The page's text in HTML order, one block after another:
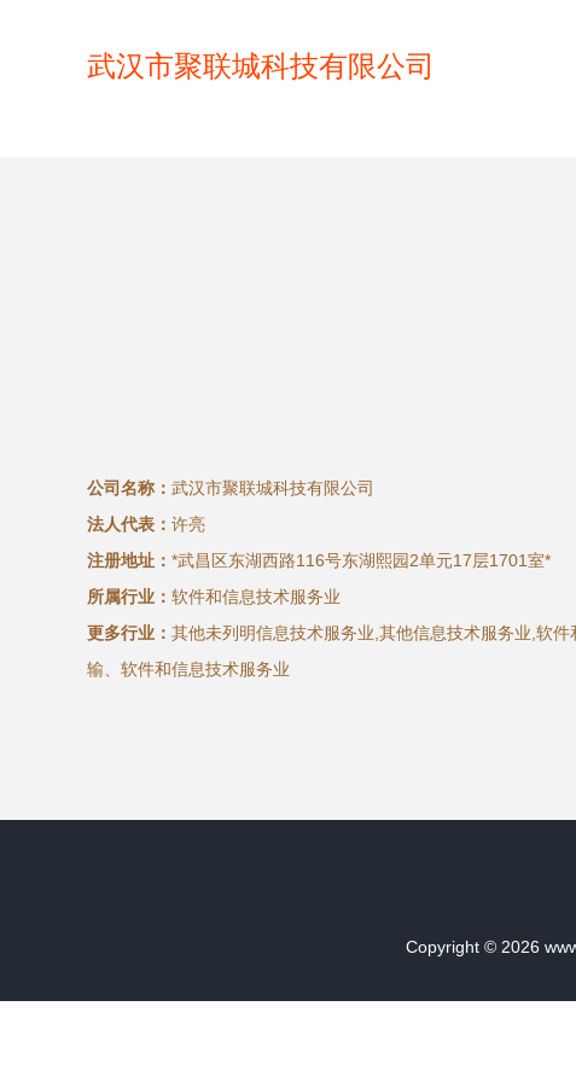
武汉市聚联城科技有限公司
公司名称： 武汉市聚联城科技有限公司
法人代表： 许亮
注册地址： *武昌区东湖西路116号东湖熙园2单元17层1701室*
所属行业： 软件和信息技术服务业
更多行业： 其他未列明信息技术服务业,其他信息技术服务业,软
输、软件和信息技术服务业
Copyright © 2026